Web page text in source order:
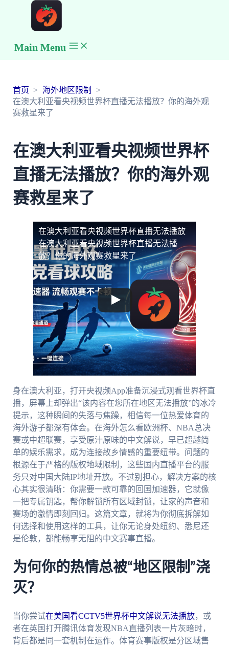
Main Menu
首页
海外地区限制
在澳大利亚看央视频世界杯直播无法播放？你的海外观
赛救星来了
在澳大利亚看央视频世界杯
直播无法播放？你的海外观
赛救星来了
在澳大利亚看央视频世界杯直播无法播放
在澳大利亚看央视频世界杯直播无法播
放？你的海外观赛救星来了
身在澳大利亚，打开央视频App准备沉浸式观看世界杯直
播，屏幕上却弹出“该内容在您所在地区无法播放”的冰冷
提示，这种瞬间的失落与焦躁，相信每一位热爱体育的
海外游子都深有体会。在海外怎么看欧洲杯、NBA总决
赛或中超联赛，享受原汁原味的中文解说，早已超越简
单的娱乐需求，成为连接故乡情感的重要纽带。问题的
根源在于严格的版权地域限制，这些国内直播平台的服
务只对中国大陆IP地址开放。不过别担心，解决方案的核
心其实很清晰：你需要一款可靠的回国加速器，它就像
一把专属钥匙，帮你解锁所有区域封锁，让家的声音和
赛场的激情即刻回归。这篇文章，就将为你彻底拆解如
何选择和使用这样的工具，让你无论身处纽约、悉尼还
是伦敦，都能畅享无阻的中文赛事直播。
为何你的热情总被“地区限制”浇
灭？
当你尝试在美国看CCTV5世界杯中文解说无法播放，或
者在英国打开腾讯体育发现NBA直播列表一片灰暗时，
背后都是同一套机制在运作。体育赛事版权是分区域售